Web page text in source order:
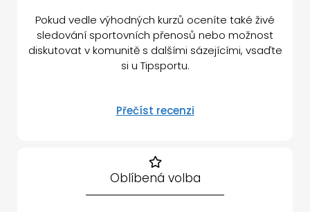
Pokud vedle výhodných kurzů oceníte také živé
sledování sportovních přenosů nebo možnost
diskutovat v komunitě s dalšími sázejícími, vsaďte
si u Tipsportu.
Přečíst recenzi
Oblíbená volba